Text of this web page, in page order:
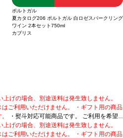
ポルトガル
夏カタログ206 ポルトガル 白ロゼスパークリング
ワイン 2本セット750ml
カブリス
上げの場合、別途送料は発生致しません。
ご利用いただけません。 ・ギフト用の商品
・熨斗対応可能商品です。 ご利用を希望
をご希望の旨と「結び・上部表書き内容・
ださい。無地熨斗の場合は、結びをご指定
上げの場合、別途送料は発生致しません。
ご利用いただけません。 ・ギフト用の商品